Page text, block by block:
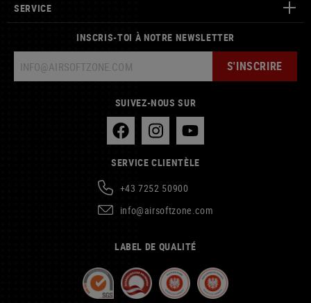
SERVICE
INSCRIS-TOI À NOTRE NEWSLETTER
S'INSCRIRE
SUIVEZ-NOUS SUR
SERVICE CLIENTÈLE
+43 7252 50900
info@airsoftzone.com
LABEL DE QUALITÉ